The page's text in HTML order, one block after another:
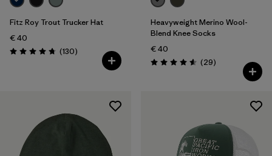
Fitz Roy Trout Trucker Hat
€ 40
Bewertung: 4.8 / 5
(130Rezensionen
)
Heavyweight Merino Wool-
Blend Knee Socks
€ 40
Bewertung: 4.6 / 5
(29Rezensionen
)